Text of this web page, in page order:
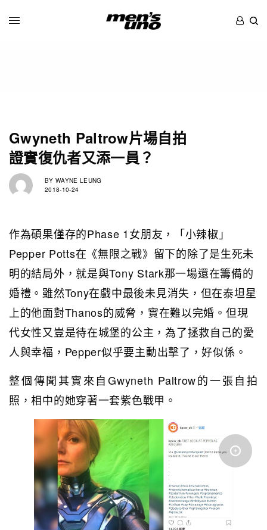
Gwyneth Paltrow片場自拍
證實復仇者又添一員？
BY WAYNE LEUNG
2018-10-24
作為碩果僅存的Phase 1女朋友，「小辣椒」
Pepper Potts在《無限之戰》留下的除了是生死未
明的結局外，就是與Tony Stark那一場還在籌備的
婚禮。雖然Tony在戲中最後未見消失，但在泰坦星
上的他面對Thanos的威脅，實在難以完婚。但現
代女性又豈是待在城堡的公主，為了拯救自己的愛
人與幸福，Pepper似乎要主動出擊了，好似係。
整個傳聞其實來自Gwyneth Paltrow的一張自拍
照，相中的她穿著一套紫色戰甲。